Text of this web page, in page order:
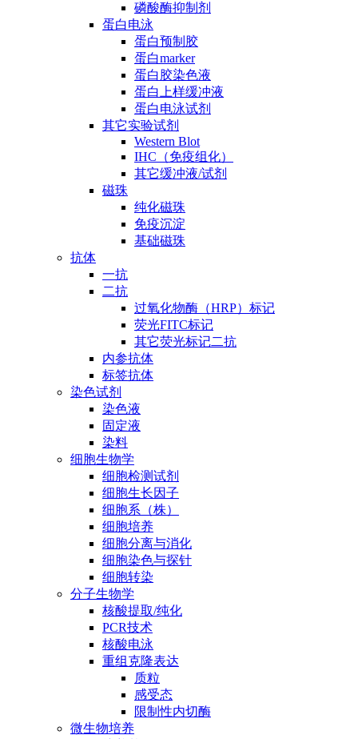
磷酸酶抑制剂
蛋白电泳
蛋白预制胶
蛋白marker
蛋白胶染色液
蛋白上样缓冲液
蛋白电泳试剂
其它实验试剂
Western Blot
IHC（免疫组化）
其它缓冲液/试剂
磁珠
纯化磁珠
免疫沉淀
基础磁珠
抗体
一抗
二抗
过氧化物酶（HRP）标记
荧光FITC标记
其它荧光标记二抗
内参抗体
标签抗体
染色试剂
染色液
固定液
染料
细胞生物学
细胞检测试剂
细胞生长因子
细胞系（株）
细胞培养
细胞分离与消化
细胞染色与探针
细胞转染
分子生物学
核酸提取/纯化
PCR技术
核酸电泳
重组克隆表达
质粒
感受态
限制性内切酶
微生物培养